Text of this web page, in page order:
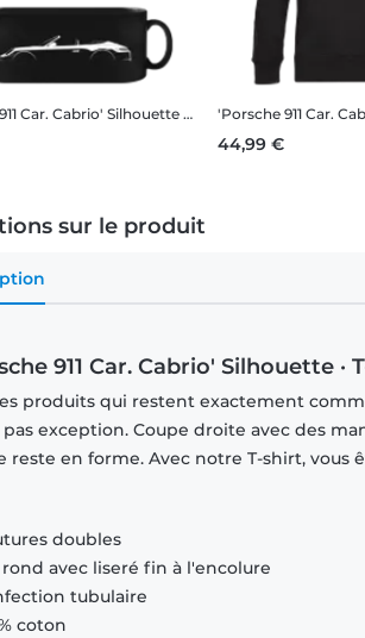
Car. Cabrio' Silhouette Tasse Noire
'Porsche 911 Car.
44,99 €
sur le produit
911 Car. Cabrio' Silhouette ·
produits qui restent exactement
exception. Coupe droite avec des
reste en forme. Avec notre T-shirt, vous
doubles
rond avec liseré fin à l'encolure
tubulaire
coton